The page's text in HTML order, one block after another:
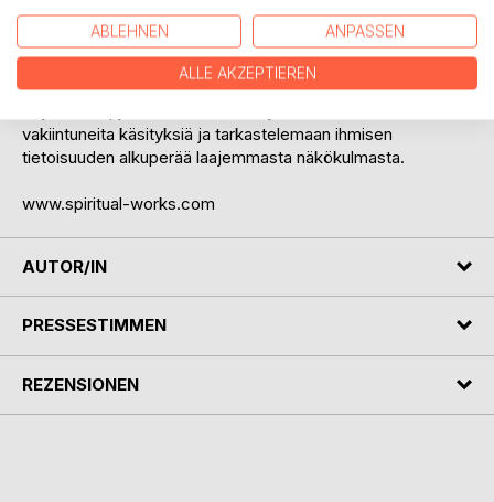
ja avoimin mielin. Se yhdistää muinaiset lähteet uuteen
näkökulmaan ja johdattaa lukijan pisteeseen, jossa tutut
selitykset eivät enää yksin riitä.
vakiintuneita käsityksiä ja tarkastelemaan ihmisen
tietoisuuden alkuperää laajemmasta näkökulmasta.
www.spiritual-works.com
AUTOR/IN
PRESSESTIMMEN
REZENSIONEN
ABLEHNEN ANPASSEN
ALLE AKZEPTIEREN